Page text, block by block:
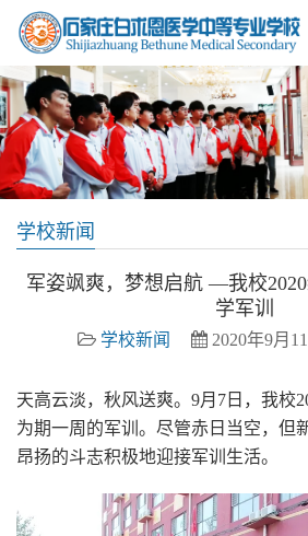
学校新闻
军姿飒爽，梦想启航 —我校
学军训
学校新闻 2020年9月
天高云淡，秋风送爽。9月7日，我校
为期一周的军训。尽管赤日当空，但
昂扬的斗志积极地迎接军训生活。